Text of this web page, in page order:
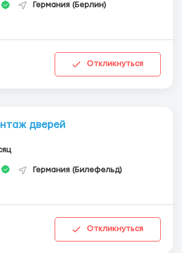
Германия (Берлин)
Откликнуться
дверей
Германия (Билефельд)
Откликнуться